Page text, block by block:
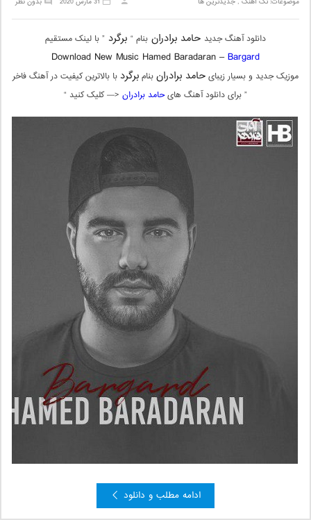
دانلود آهنگ جدید حامد برادران بنام “ برگرد ” با لینک مستقیم
Download New Music Hamed Baradaran –Bargard
موزیک جدید و بسیار زیبایحامد برادرانبنامبرگرد با بالاترین کیفیت در آهنگ فاخر
” برای دانلود آهنگ هایحامد برادران <— کلیک کنید “
ادامه مطلب و دانلود